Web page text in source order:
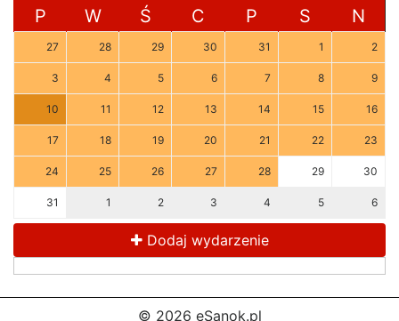
P W Ś C P S N
27 28 29 30 31 1 2
3 4 5 6 7 8 9
10 11 12 13 14 15 16
17 18 19 20 21 22 23
24 25 26 27 28 29 30
31 1 2 3 4 5 6
Dodaj wydarzenie
© 2026 eSanok.pl